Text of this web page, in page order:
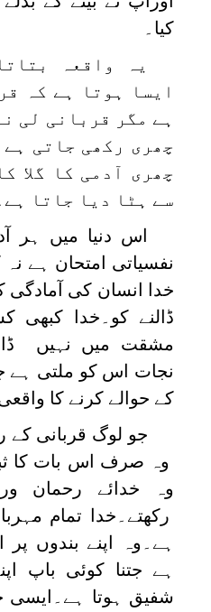
کیا۔
یہ واقعہ
ایسا ہوتا ہے کہ
ہے مگر قربانی لی
چھری رکھی جاتی ہے
چھری آدمی کا گلا
سے ہٹا دیا جاتا ہے۔
اس دنیا میں ہر
نفسیاتی امتحان ہے
خدا انسان کی آمادگی
ڈالنے کو۔خدا
مشقت میں نہیں
نجات اس کو ملتی ہے
کے حوالے کرنے کا
جو لوگ قربانی کے
وہ صرف اس بات کا
وہ خدائے رحمان
رکھتے۔خدا تمام
ہے۔وہ اپنے بندوں
ہے جتنا کوئی باپ
شفیق ہوتا ہے۔ایسی